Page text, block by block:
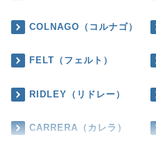
COLNAGO（コルナゴ）
FELT（フェルト）
RIDLEY（リドレー）
CARRERA（カレラ）